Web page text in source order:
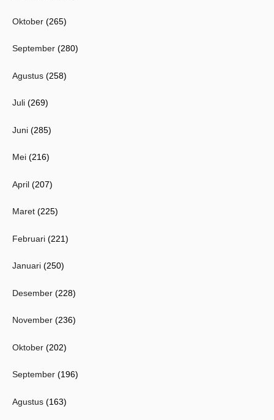
Oktober (265)
September (280)
Agustus (258)
Juli (269)
Juni (285)
Mei (216)
April (207)
Maret (225)
Februari (221)
Januari (250)
Desember (228)
November (236)
Oktober (202)
September (196)
Agustus (163)